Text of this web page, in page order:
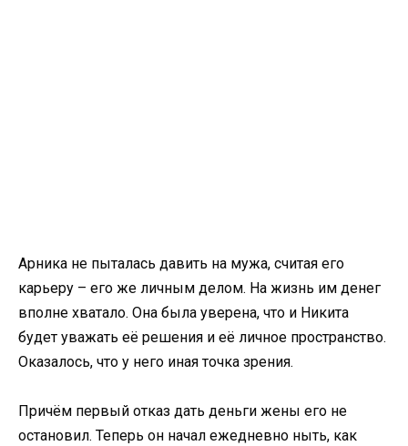
Арника не пыталась давить на мужа, считая его
карьеру – его же личным делом. На жизнь им денег
вполне хватало. Она была уверена, что и Никита
будет уважать её решения и её личное пространство.
Оказалось, что у него иная точка зрения.
Причём первый отказ дать деньги жены его не
остановил. Теперь он начал ежедневно ныть, как